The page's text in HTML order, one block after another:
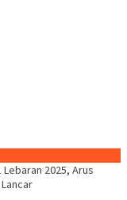
2025, Arus